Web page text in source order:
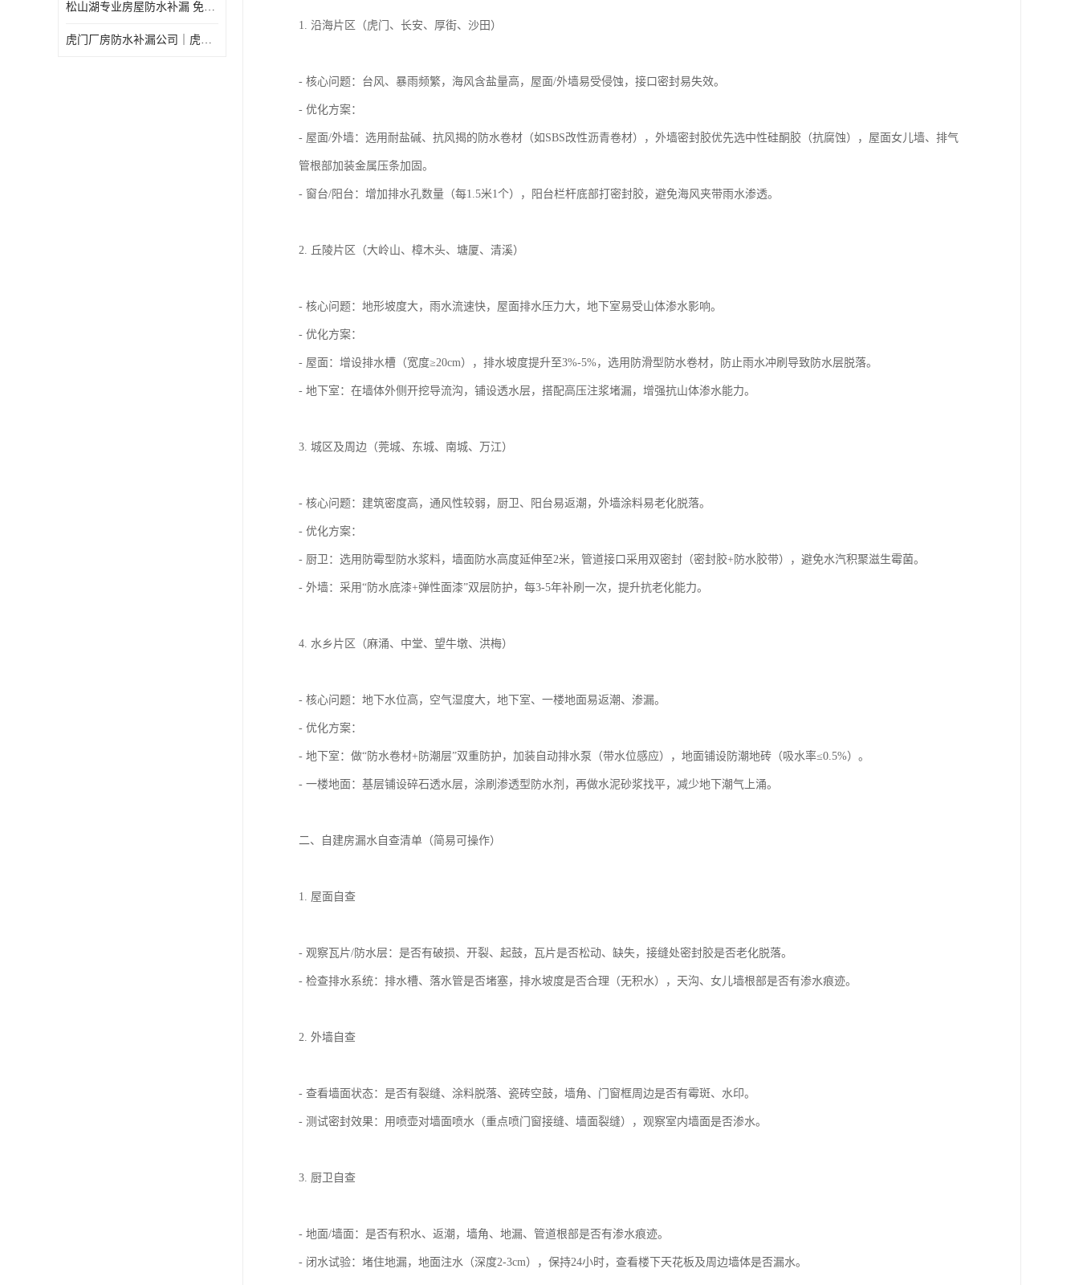
松山湖专业房屋防水补漏 免费上门看现场，快速提供可靠方案
虎门厂房防水补漏公司｜虎门专修厂房渗漏水｜虎门楼面漏水补漏
1. 沿海片区（虎门、长安、厚街、沙田）
- 核心问题：台风、暴雨频繁，海风含盐量高，屋面/外墙易受侵蚀，接口密封易失效。
- 优化方案：
- 屋面/外墙：选用耐盐碱、抗风揭的防水卷材（如SBS改性沥青卷材），外墙密封胶优先选中性硅酮胶（抗腐蚀），屋面女儿墙、排气
管根部加装金属压条加固。
- 窗台/阳台：增加排水孔数量（每1.5米1个），阳台栏杆底部打密封胶，避免海风夹带雨水渗透。
2. 丘陵片区（大岭山、樟木头、塘厦、清溪）
- 核心问题：地形坡度大，雨水流速快，屋面排水压力大，地下室易受山体渗水影响。
- 优化方案：
- 屋面：增设排水槽（宽度≥20cm），排水坡度提升至3%-5%，选用防滑型防水卷材，防止雨水冲刷导致防水层脱落。
- 地下室：在墙体外侧开挖导流沟，铺设透水层，搭配高压注浆堵漏，增强抗山体渗水能力。
3. 城区及周边（莞城、东城、南城、万江）
- 核心问题：建筑密度高，通风性较弱，厨卫、阳台易返潮，外墙涂料易老化脱落。
- 优化方案：
- 厨卫：选用防霉型防水浆料，墙面防水高度延伸至2米，管道接口采用双密封（密封胶+防水胶带），避免水汽积聚滋生霉菌。
- 外墙：采用“防水底漆+弹性面漆”双层防护，每3-5年补刷一次，提升抗老化能力。
4. 水乡片区（麻涌、中堂、望牛墩、洪梅）
- 核心问题：地下水位高，空气湿度大，地下室、一楼地面易返潮、渗漏。
- 优化方案：
- 地下室：做“防水卷材+防潮层”双重防护，加装自动排水泵（带水位感应），地面铺设防潮地砖（吸水率≤0.5%）。
- 一楼地面：基层铺设碎石透水层，涂刷渗透型防水剂，再做水泥砂浆找平，减少地下潮气上涌。
二、自建房漏水自查清单（简易可操作）
1. 屋面自查
- 观察瓦片/防水层：是否有破损、开裂、起鼓，瓦片是否松动、缺失，接缝处密封胶是否老化脱落。
- 检查排水系统：排水槽、落水管是否堵塞，排水坡度是否合理（无积水），天沟、女儿墙根部是否有渗水痕迹。
2. 外墙自查
- 查看墙面状态：是否有裂缝、涂料脱落、瓷砖空鼓，墙角、门窗框周边是否有霉斑、水印。
- 测试密封效果：用喷壶对墙面喷水（重点喷门窗接缝、墙面裂缝），观察室内墙面是否渗水。
3. 厨卫自查
- 地面/墙面：是否有积水、返潮，墙角、地漏、管道根部是否有渗水痕迹。
- 闭水试验：堵住地漏，地面注水（深度2-3cm），保持24小时，查看楼下天花板及周边墙体是否漏水。